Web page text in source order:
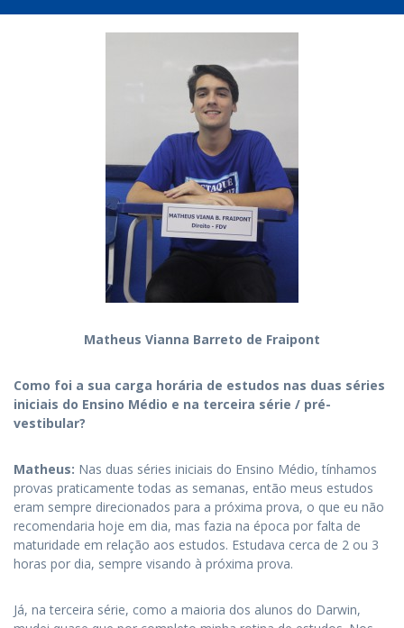
Matheus Vianna Barreto de Fraipont
Como foi a sua carga horária de estudos nas duas séries
iniciais do Ensino Médio e na terceira série / pré-
vestibular?
Matheus: Nas duas séries iniciais do Ensino Médio, tínhamos
provas praticamente todas as semanas, então meus estudos
eram sempre direcionados para a próxima prova, o que eu não
recomendaria hoje em dia, mas fazia na época por falta de
maturidade em relação aos estudos. Estudava cerca de 2 ou 3
horas por dia, sempre visando à próxima prova.
Já, na terceira série, como a maioria dos alunos do Darwin,